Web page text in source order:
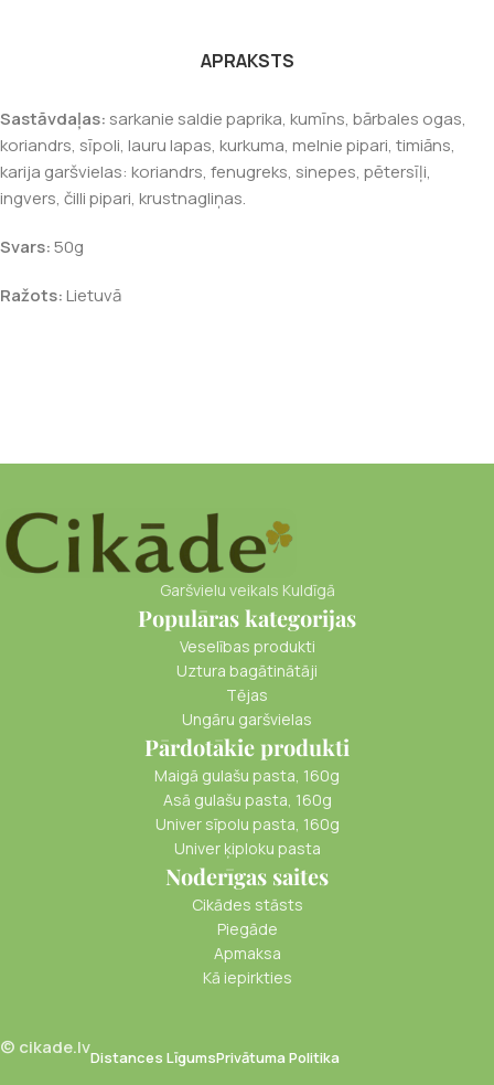
APRAKSTS
Sastāvdaļas: sarkanie saldie paprika, kumīns, bārbales ogas,
koriandrs, sīpoli, lauru lapas, kurkuma, melnie pipari, timiāns,
karija garšvielas: koriandrs, fenugreks, sinepes, pētersīļi,
ingvers, čilli pipari, krustnagliņas.
Svars:50g
Ražots:Lietuvā
Garšvielu veikals Kuldīgā
Populāras kategorijas
Veselības produkti
Uztura bagātinātāji
Tējas
Ungāru garšvielas
Pārdotākie produkti
Maigā gulašu pasta, 160g
Asā gulašu pasta, 160g
Univer sīpolu pasta, 160g
Univer ķiploku pasta
Noderīgas saites
Cikādes stāsts
Piegāde
Apmaksa
Kā iepirkties
© cikade.lvDistances LīgumsPrivātuma Politika